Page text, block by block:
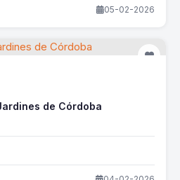
05-02-2026
de Córdoba